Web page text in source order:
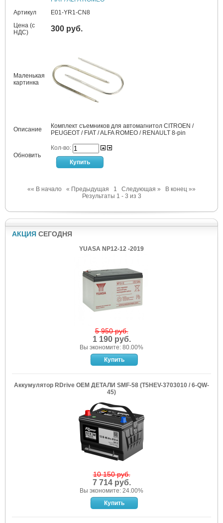
Артикул
E01-YR1-CN8
Цена (с
НДС)
300 руб.
Маленькая
картинка
Описание
Комплект съемников для автомагнитол CITROEN /
PEUGEOT / FIAT / ALFA ROMEO / RENAULT 8-pin
Обновить
Кол-во:
«« В начало « Предыдущая 1 Следующая »
В конец »»
Результаты 1 - 3 из 3
АКЦИЯ СЕГОДНЯ
YUASA NP12-12 -2019
5 950 руб.
1 190 руб.
Вы экономите: 80.00%
Аккумулятор RDrive OEM ДЕТАЛИ SMF-58 (T5HEV-3703010 / 6-QW-
45)
10 150 руб.
7 714 руб.
Вы экономите: 24.00%